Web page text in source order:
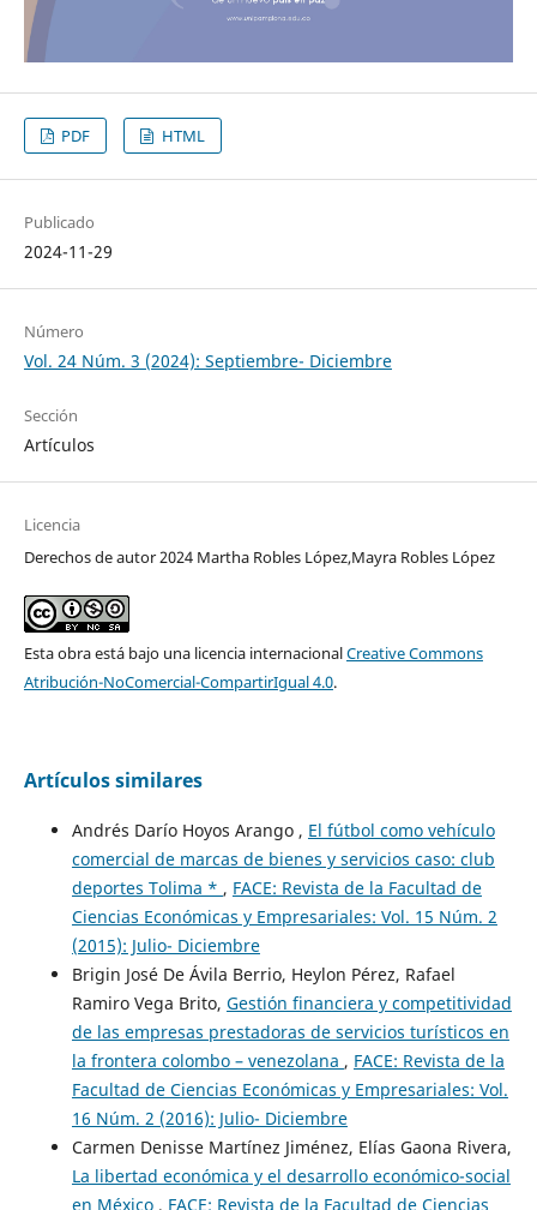
PDF HTML
Publicado
2024-11-29
Número
Vol. 24 Núm. 3 (2024): Septiembre- Diciembre
Sección
Artículos
Licencia
Derechos de autor 2024 Martha Robles López,Mayra Robles López
Esta obra está bajo una licencia internacionalCreative Commons
Atribución-NoComercial-CompartirIgual 4.0.
Artículos similares
Andrés Darío Hoyos Arango , El fútbol como vehículo
comercial de marcas de bienes y servicios caso: club
deportes Tolima * , FACE: Revista de la Facultad de
Ciencias Económicas y Empresariales: Vol. 15 Núm. 2
(2015): Julio- Diciembre
Brigin José De Ávila Berrio, Heylon Pérez, Rafael
Ramiro Vega Brito, Gestión financiera y competitividad
de las empresas prestadoras de servicios turísticos en
la frontera colombo – venezolana , FACE: Revista de la
Facultad de Ciencias Económicas y Empresariales: Vol.
16 Núm. 2 (2016): Julio- Diciembre
Carmen Denisse Martínez Jiménez, Elías Gaona Rivera,
La libertad económica y el desarrollo económico-social
en México , FACE: Revista de la Facultad de Ciencias